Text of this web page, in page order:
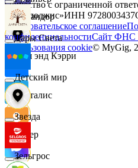
Командор
Кэш энд Кэрри
Лакталис
Левер
Дары Света
Детский мир
Звезда
Зельгрос
Общество с ограниченной
Технолоджис»ИНН 9728003437
Пользовательское соглашение
конфиденциальностиСайт ФНС
использования cookie© MyGig,